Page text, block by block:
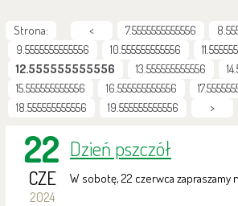
Strona: < 7.5555555555556
9.5555555555556
10.555555555556
12.555555555556
13.555555555556
15.555555555556
16.555555555556
18.555555555556
19.555555555556 >
22
CZE
2024
Dzień pszczół
W sobotę, 22 czerwca zapraszamy